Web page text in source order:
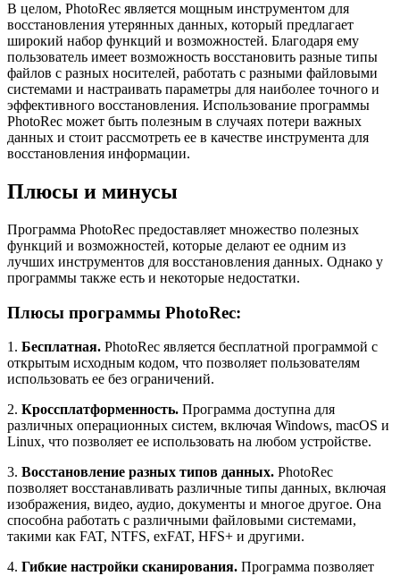
В целом, PhotoRec является мощным инструментом для
восстановления утерянных данных, который предлагает
широкий набор функций и возможностей. Благодаря ему
пользователь имеет возможность восстановить разные типы
файлов с разных носителей, работать с разными файловыми
системами и настраивать параметры для наиболее точного и
эффективного восстановления. Использование программы
PhotoRec может быть полезным в случаях потери важных
данных и стоит рассмотреть ее в качестве инструмента для
восстановления информации.
Плюсы и минусы
Программа PhotoRec предоставляет множество полезных
функций и возможностей, которые делают ее одним из
лучших инструментов для восстановления данных. Однако у
программы также есть и некоторые недостатки.
Плюсы программы PhotoRec:
1. Бесплатная. PhotoRec является бесплатной программой с
открытым исходным кодом, что позволяет пользователям
использовать ее без ограничений.
2. Кроссплатформенность. Программа доступна для
различных операционных систем, включая Windows, macOS и
Linux, что позволяет ее использовать на любом устройстве.
3. Восстановление разных типов данных. PhotoRec
позволяет восстанавливать различные типы данных, включая
изображения, видео, аудио, документы и многое другое. Она
способна работать с различными файловыми системами,
такими как FAT, NTFS, exFAT, HFS+ и другими.
4. Гибкие настройки сканирования. Программа позволяет